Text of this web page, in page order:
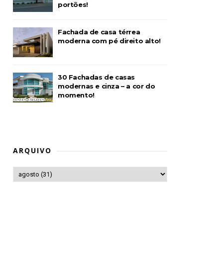
portões!
Fachada de casa térrea
moderna com pé direito alto!
30 Fachadas de casas
modernas e cinza – a cor do
momento!
ARQUIVO